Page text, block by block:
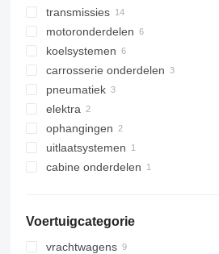
hydraulische motoren
hydraulische verdelers
hydraulische pompen
transmissies
cardanassen
schakelpoken
achterassen
tussenbakken
versnellingsbak
koppelingen
overige transmissie-onderdelen
motoronderdelen
motoren
krukassen
drijfstangen
klepdeksels
koelsystemen
koelventilatoren
carrosserie onderdelen
spatboorden
draaikransen
pneumatiek
pneumatische kleppen
elektra
besturingseenheiden
printplaten
ophangingen
naven
stuurbekrachtigingspompen
uitlaatsystemen
uitlaten
cabine onderdelen
Voertuigcategorie
vrachtwagens